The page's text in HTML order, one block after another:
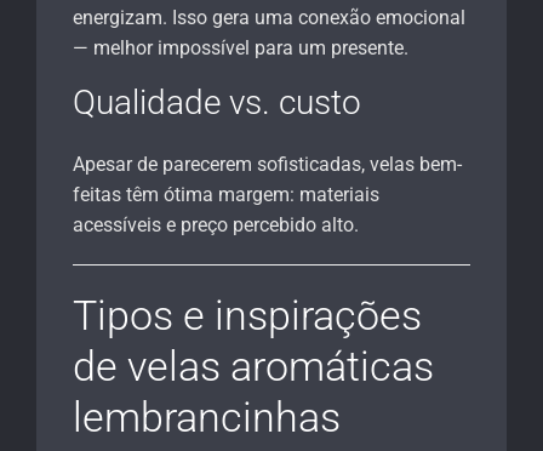
energizam. Isso gera uma conexão emocional
— melhor impossível para um presente.
Qualidade vs. custo
Apesar de parecerem sofisticadas, velas bem-
feitas têm ótima margem: materiais
acessíveis e preço percebido alto.
Tipos e inspirações
de velas aromáticas
lembrancinhas